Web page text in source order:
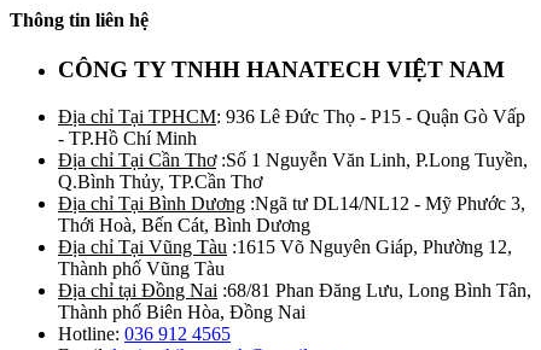
Thông tin liên hệ
CÔNG TY TNHH HANATECH VIỆT NAM
Địa chỉ Tại TPHCM: 936 Lê Đức Thọ - P15 - Quận Gò Vấp
- TP.Hồ Chí Minh
Địa chỉ Tại Cần Thơ:Số 1 Nguyễn Văn Linh, P.Long Tuyền,
Q.Bình Thủy, TP.Cần Thơ
Địa chỉ Tại Bình Dương :Ngã tư DL14/NL12 - Mỹ Phước 3,
Thới Hoà, Bến Cát, Bình Dương
Địa chỉ Tại Vũng Tàu :1615 Võ Nguyên Giáp, Phường 12,
Thành phố Vũng Tàu
Địa chỉ tại Đồng Nai :68/81 Phan Đăng Lưu, Long Bình Tân,
Thành phố Biên Hòa, Đồng Nai
Hotline: 036 912 4565